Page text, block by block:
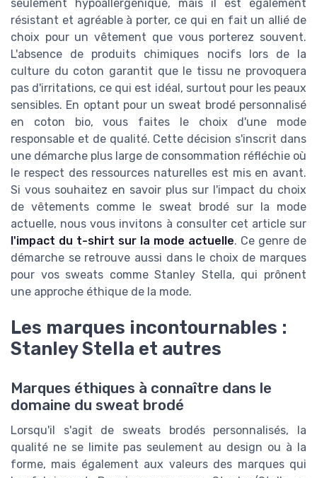
seulement hypoallergénique, mais il est également
résistant et agréable à porter, ce qui en fait un allié de
choix pour un vêtement que vous porterez souvent.
L'absence de produits chimiques nocifs lors de la
culture du coton garantit que le tissu ne provoquera
pas d'irritations, ce qui est idéal, surtout pour les peaux
sensibles. En optant pour un sweat brodé personnalisé
en coton bio, vous faites le choix d'une mode
responsable et de qualité. Cette décision s'inscrit dans
une démarche plus large de consommation réfléchie où
le respect des ressources naturelles est mis en avant.
Si vous souhaitez en savoir plus sur l'impact du choix
de vêtements comme le sweat brodé sur la mode
actuelle, nous vous invitons à consulter cet article sur
l'impact du t-shirt sur la mode actuelle. Ce genre de
démarche se retrouve aussi dans le choix de marques
pour vos sweats comme Stanley Stella, qui prônent
une approche éthique de la mode.
Les marques incontournables :
Stanley Stella et autres
Marques éthiques à connaître dans le
domaine du sweat brodé
Lorsqu'il s'agit de sweats brodés personnalisés, la
qualité ne se limite pas seulement au design ou à la
forme, mais également aux valeurs des marques qui